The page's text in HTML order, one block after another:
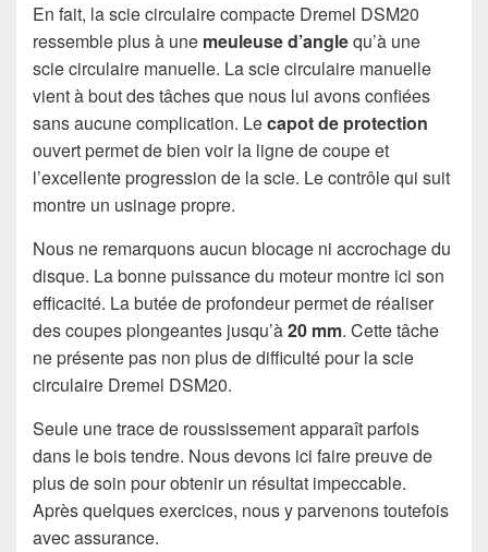
En fait, la scie circulaire compacte Dremel DSM20
ressemble plus à une meuleuse d’anglequ’à une
scie circulaire manuelle. La scie circulaire manuelle
vient à bout des tâches que nous lui avons confiées
sans aucune complication. Lecapot de protection
ouvert permet de bien voir la ligne de coupe et
l’excellente progression de la scie. Le contrôle qui suit
montre un usinage propre.
Nous ne remarquons aucun blocage ni accrochage du
disque. La bonne puissance du moteur montre ici son
efficacité. La butée de profondeur permet de réaliser
des coupes plongeantes jusqu’à20 mm. Cette tâche
ne présente pas non plus de difficulté pour la scie
circulaire Dremel DSM20.
Seule une trace de roussissement apparaît parfois
dans le bois tendre. Nous devons ici faire preuve de
plus de soin pour obtenir un résultat impeccable.
Après quelques exercices, nous y parvenons toutefois
avec assurance.